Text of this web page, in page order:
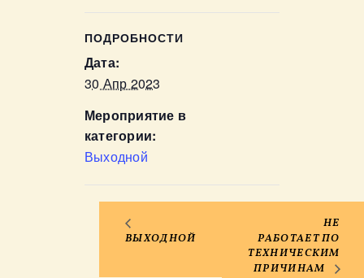
ПОДРОБНОСТИ
Дата:
30 Апр 2023
Мероприятие в
категории:
Выходной
ВЫХОДНОЙ
НЕ
РАБОТАЕТ ПО
ТЕХНИЧЕСКИМ
ПРИЧИНАМ